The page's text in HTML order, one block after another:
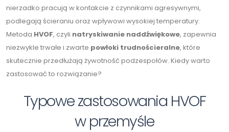
nierzadko pracują w kontakcie z czynnikami agresywnymi,
podlegają ścieraniu oraz wpływowi wysokiej temperatury.
Metoda HVOF, czyli natryskiwanie naddźwiękowe, zapewnia
niezwykle trwałe i zwarte powłoki trudnościeralne, które
skutecznie przedłużają żywotność podzespołów. Kiedy warto
zastosować to rozwiązanie?
Typowe zastosowania HVOF
w przemyśle